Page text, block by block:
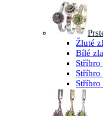
Žluté
Bílé
Stříbro
Stříbro